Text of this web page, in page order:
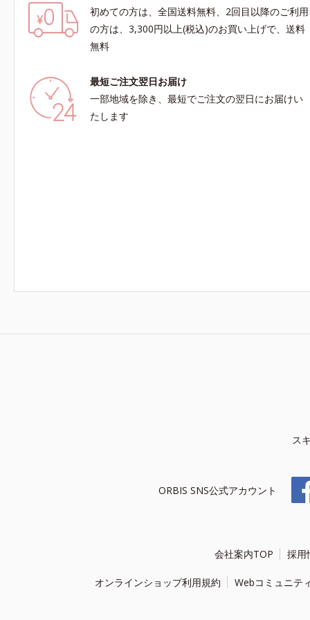
初めての方は、全国送料無料、2回目以降のご利用
の方は、3,300円以上(税込)のお買い上げで、送料
無料
最短ご注文翌日お届け
一部地域を除き、最短でご注文の翌日にお届けい
たします
ス
ORBIS SNS公式アカウント
会社案内TOP 採用
オンラインショップ利用規約 Webコミュニテ